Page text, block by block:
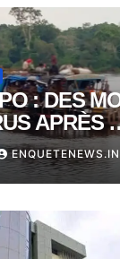
: DES
APRÈS